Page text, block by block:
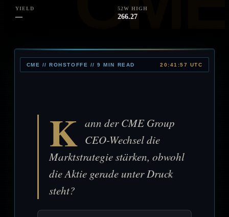
YIELD
—
52W HIGH
266.27
CME // ROHSTOFFE // 9 MIN READ 20:41:57 UTC
K ann der CME Group
CEO-Wechsel die
Marktstrategie stärken, obwohl
die Aktie gerade unter Druck
steht?